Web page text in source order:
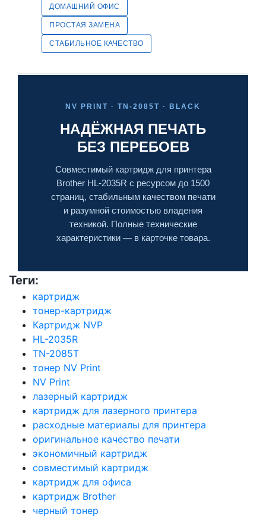
ДОМАШНИЙ ОФИС
ПРОСТАЯ ЗАМЕНА
СТАБИЛЬНОЕ КАЧЕСТВО
NV PRINT · TN-2085T · BLACK
НАДЁЖНАЯ ПЕЧАТЬ
БЕЗ ПЕРЕБОЕВ
Совместимый картридж для принтера
Brother HL-2035R с ресурсом до 1500
страниц, стабильным качеством печати
и разумной стоимостью владения
техникой. Полные технические
характеристики — в карточке товара.
Теги:
картридж
тонер-картридж
Картридж NVP
HL-2035R
TN-2085T
тонер NV Print
NV Print
лазерный картридж
картридж для лазерного принтера
расходные материалы для принтера
оригинальное качество печати
экономичный картридж
совместимый картридж
картридж для офиса
картридж Brother
черный тонер